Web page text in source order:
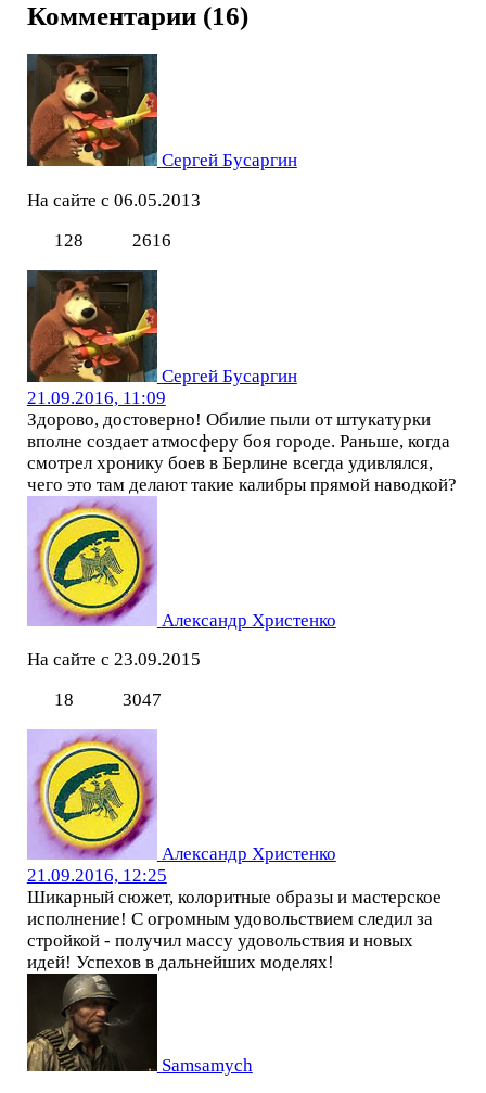
Комментарии (16)
Сергей Бусаргин
На сайте с 06.05.2013
128
2616
Сергей Бусаргин
21.09.2016, 11:09
Здорово, достоверно! Обилие пыли от штукатурки
вполне создает атмосферу боя городе. Раньше, когда
смотрел хронику боев в Берлине всегда удивлялся,
чего это там делают такие калибры прямой наводкой?
Александр Христенко
На сайте с 23.09.2015
18
3047
Александр Христенко
21.09.2016, 12:25
Шикарный сюжет, колоритные образы и мастерское
исполнение! С огромным удовольствием следил за
стройкой - получил массу удовольствия и новых
идей! Успехов в дальнейших моделях!
Samsamych